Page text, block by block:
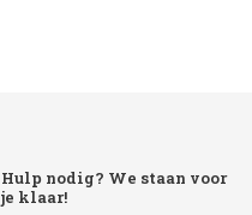
Hulp nodig? We staan voor
je klaar!